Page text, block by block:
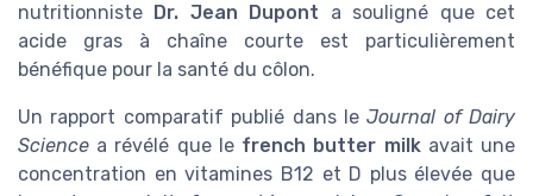
nutritionniste Dr. Jean Dupont a souligné que cet
acide gras à chaîne courte est particulièrement
bénéfique pour la santé du côlon.
Un rapport comparatif publié dans leJournal of Dairy
Science a révélé que le french butter milkavait une
concentration en vitamines B12 et D plus élevée que